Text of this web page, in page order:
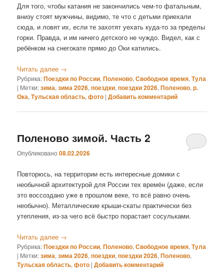
Для того, чтобы катания не закончились чем-то фатальным,
внизу стоят мужчины, видимо, те что с детьми приехали
сюда, и ловят их, если те захотят уехать куда-то за пределы
горки. Правда, и им ничего детского не чуждо. Видел, как с
ребёнком на снегокате прямо до Оки катились.
Читать далее →
Рубрика:Поездки по России,Поленово,Свободное время,Тула
| Метки:зима,зима 2026,поездки,поездки 2026,Поленово,р.
Ока,Тульская область,фото |Добавить комментарий
Поленово зимой. Часть 2
Опубликовано08.02.2026
Повторюсь, на территории есть интересные домики с
необычной архитектурой для России тех времён (даже, если
это воссоздано уже в прошлом веке, то всё равно очень
необычно). Металлические крыши-скаты практически без
утепления, из-за чего всё быстро порастает сосульками.
Читать далее →
Рубрика:Поездки по России,Поленово,Свободное время,Тула
| Метки:зима,зима 2026,поездки,поездки 2026,Поленово,
Тульская область,фото |Добавить комментарий